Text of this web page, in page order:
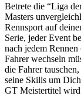
Betrete die “Liga
Masters
Rennsport auf
Serie, jeder Event
nach jedem
Fahrer wechseln
die Fahrer
seine Skills um
GT Meistertitel wird